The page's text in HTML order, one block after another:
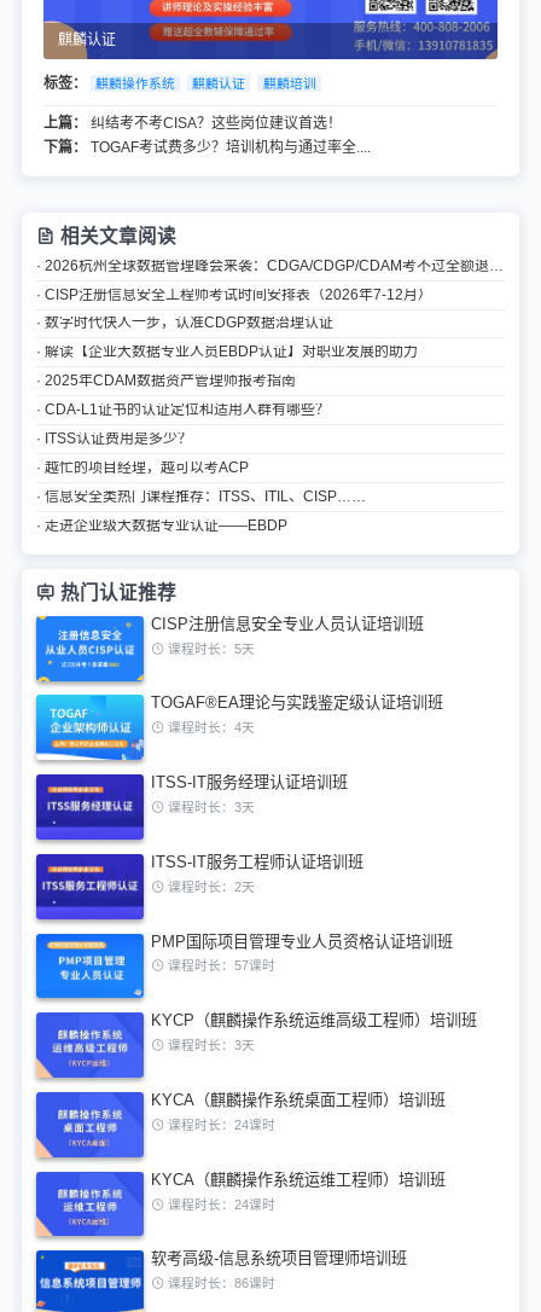
麒麟认证
标签： 麒麟操作系统 麒麟认证 麒麟培训
上篇：
纠结考不考CISA？这些岗位建议首选！
下篇：
TOGAF考试费多少？培训机构与通过率全....
相关文章阅读
· CISP注册信息安全工程师考试时间安排表（2026年7-12月）
· 数字时代快人一步，认准CDGP数据治理认证
· 解读【企业大数据专业人员EBDP认证】对职业发展的助力
· 2025年CDAM数据资产管理师报考指南
· CDA-L1证书的认证定位和适用人群有哪些？
· ITSS认证费用是多少？
· 越忙的项目经理，越可以考ACP
· 信息安全类热门课程推荐：ITSS、ITIL、CISP……
· 走进企业级大数据专业认证——EBDP
热门认证推荐
CISP注册信息安全专业人员认证培训班
课程时长：5天
TOGAF®EA理论与实践鉴定级认证培训班
课程时长：4天
ITSS-IT服务经理认证培训班
课程时长：3天
ITSS-IT服务工程师认证培训班
课程时长：2天
PMP国际项目管理专业人员资格认证培训班
课程时长：57课时
KYCP（麒麟操作系统运维高级工程师）培训班
课程时长：3天
KYCA（麒麟操作系统桌面工程师）培训班
课程时长：24课时
KYCA（麒麟操作系统运维工程师）培训班
课程时长：24课时
软考高级-信息系统项目管理师培训班
课程时长：86课时